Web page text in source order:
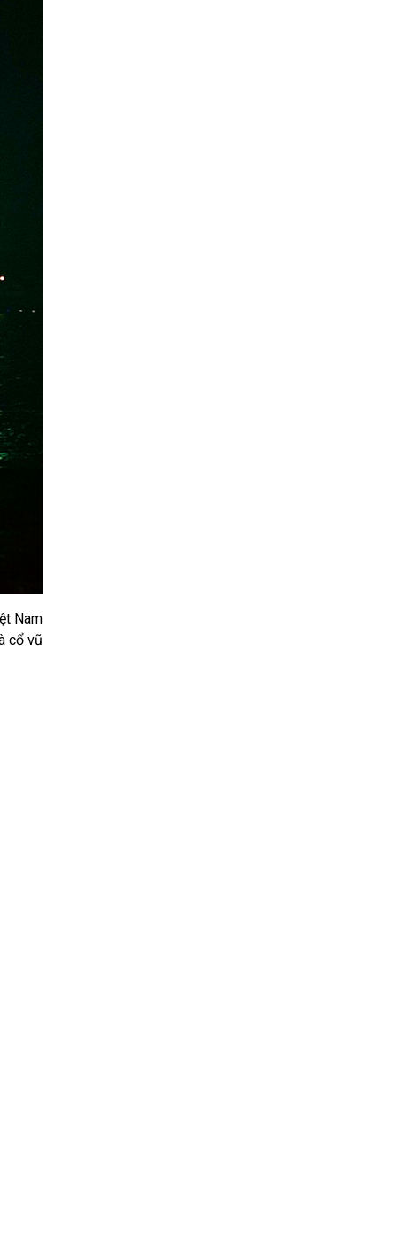
Nam
cổ vũ